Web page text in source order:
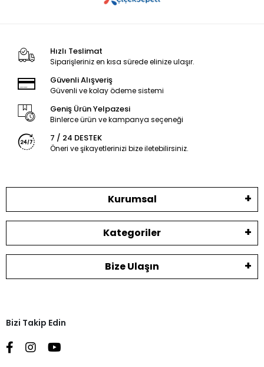
Hızlı Teslimat
Siparişleriniz en kısa sürede elinize ulaşır.
Güvenli Alışveriş
Güvenli ve kolay ödeme sistemi
Geniş Ürün Yelpazesi
Binlerce ürün ve kampanya seçeneği
7 / 24 DESTEK
Öneri ve şikayetlerinizi bize iletebilirsiniz.
Kurumsal
Kategoriler
Bize Ulaşın
Bizi Takip Edin